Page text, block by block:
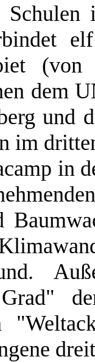
dem
und
im
in